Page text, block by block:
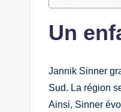
Un
Jannik Sinner
Sud. La région
Ainsi, Sinner